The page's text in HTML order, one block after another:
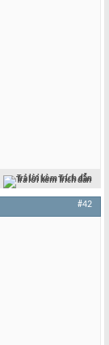
Trả lời kèm Trích dẫn
#42